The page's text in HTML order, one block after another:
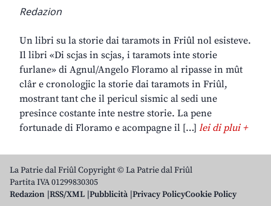
Redazion
Un libri su la storie dai taramots in Friûl nol esisteve.
Il libri «Di scjas in scjas, i taramots inte storie
furlane» di Agnul/Angelo Floramo al ripasse in mût
clâr e cronologjic la storie dai taramots in Friûl,
mostrant tant che il pericul sismic al sedi une
presince costante inte nestre storie. La pene
fortunade di Floramo e acompagne il […] lei di plui +
La Patrie dal Friûl Copyright © La Patrie dal Friûl
Partita IVA 01299830305
Redazion RSS/XML Pubblicità Privacy PolicyCookie Policy